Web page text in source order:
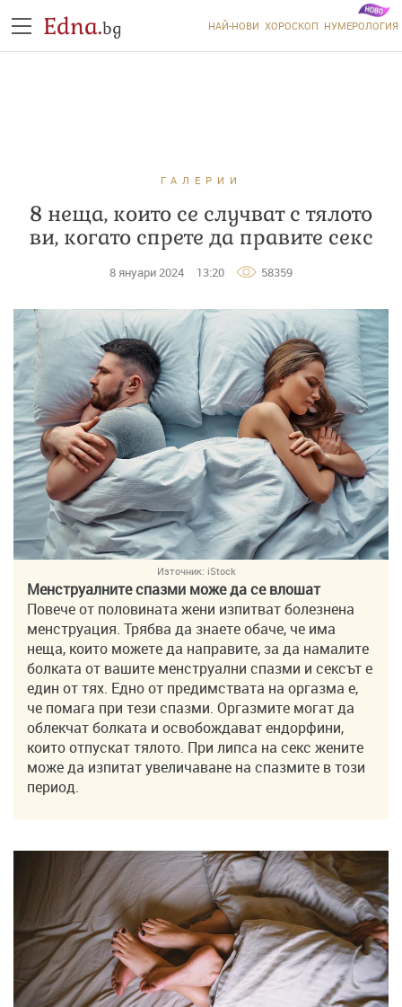
Edna.bg НАЙ-НОВИ ХОРОСКОП НУМЕРОЛОГИЯ
ГАЛЕРИИ
8 неща, които се случват с тялото
ви, когато спрете да правите секс
8 януари 2024 13:20 58359
Източник: iStock
Менструалните спазми може да се влошат
Повече от половината жени изпитват болезнена
менструация. Трябва да знаете обаче, че има
неща, които можете да направите, за да намалите
болката от вашите менструални спазми и сексът е
един от тях. Едно от предимствата на оргазма е,
че помага при тези спазми. Оргазмите могат да
облекчат болката и освобождават ендорфини,
които отпускат тялото. При липса на секс жените
може да изпитат увеличаване на спазмите в този
период.